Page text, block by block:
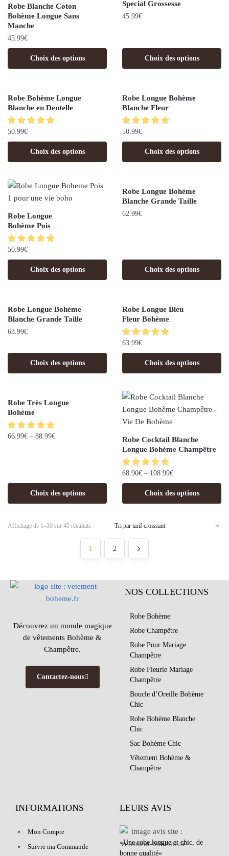
Robe Blanche Coton
Bohème Longue Sans
Manche
45.99€
Choix des options
Special Grossesse
45.99€
Choix des options
Robe Bohème Longue
Blanche en Dentelle
50.99€
Choix des options
Robe Longue Bohème
Blanche Fleur
50.99€
Choix des options
Robe Longue
Bohème Pois
50.99€
Choix des options
Robe Longue Bohème
Blanche Grande Taille
62.99€
Choix des options
Robe Longue Bohème
Blanche Grande Taille
63.99€
Choix des options
Robe Longue Bleu
Fleur Bohème
63.99€
Choix des options
Robe Très Longue
Bohème
66.99€ – 88.99€
Choix des options
Robe Cocktail Blanche
Longue Bohème Champêtre
68.90€ – 108.99€
Choix des options
Affichage de 1–36 sur 45 résultats
1 2
Découvrez un monde magique
de vêtements Bohème &
Champêtre.
Contactez-nous
NOS COLLECTIONS
Robe Bohème
Robe Champêtre
Robe Pour Mariage
Champêtre
Robe Fleurie Mariage
Champêtre
Boucle d’Oreille Bohème
Chic
Robe Bohème Blanche
Chic
Sac Bohème Chic
Vêtement Bohème &
Champêtre
INFORMATIONS
Mon Compte
Suivre ma Commande
LEURS AVIS
«Une robe longue et chic, de
bonne qualité»